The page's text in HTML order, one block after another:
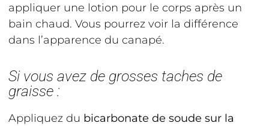
appliquer une lotion pour le corps après un
bain chaud. Vous pourrez voir la différence
dans l’apparence du canapé.
Si vous avez de grosses taches de
graisse :
Appliquez du bicarbonate de soude sur la